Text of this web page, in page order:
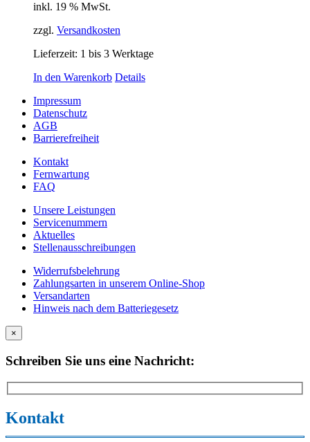
inkl. 19 % MwSt.
zzgl. Versandkosten
Lieferzeit: 1 bis 3 Werktage
In den Warenkorb Details
Impressum
Datenschutz
AGB
Barrierefreiheit
Kontakt
Fernwartung
FAQ
Unsere Leistungen
Servicenummern
Aktuelles
Stellenausschreibungen
Widerrufsbelehrung
Zahlungsarten in unserem Online-Shop
Versandarten
Hinweis nach dem Batteriegesetz
×
Schreiben Sie uns eine Nachricht:
Kontakt